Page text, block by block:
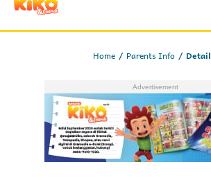
Home Parents Info Detail